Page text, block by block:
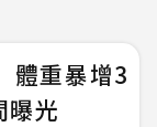
體重暴增3
曝光